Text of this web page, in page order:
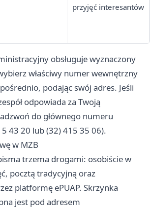
przyjęć interesantów
obsługuje wyznaczony
właściwy numer wewnętrzny
podając swój adres. Jeśli
odpowiada za Twoją
do głównego numeru
43 20 lub (32) 415 35 06).
w MZB
trzema drogami: osobiście w
pocztą tradycyjną oraz
platformę ePUAP. Skrzynka
jest pod adresem